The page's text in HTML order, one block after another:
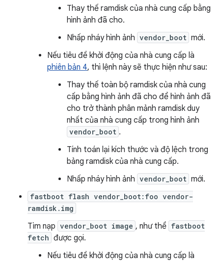
Thay thế ramdisk của nhà cung cấp bằng
hình ảnh đã cho.
Nhấp nháy hình ảnh vendor_boot mới.
Nếu tiêu đề khởi động của nhà cung cấp là
phiên bản 4, thì lệnh này sẽ thực hiện như sau:
Thay thế toàn bộ ramdisk của nhà cung
cấp bằng hình ảnh đã cho để hình ảnh đã
cho trở thành phân mảnh ramdisk duy
nhất của nhà cung cấp trong hình ảnh
vendor_boot .
Tính toán lại kích thước và độ lệch trong
bảng ramdisk của nhà cung cấp.
Nhấp nháy hình ảnh vendor_boot mới.
fastboot flash vendor_boot:foo vendor-
ramdisk.img
Tìm nạp vendor_boot image , như thể fastboot
fetch được gọi.
Nếu tiêu đề khởi động của nhà cung cấp là